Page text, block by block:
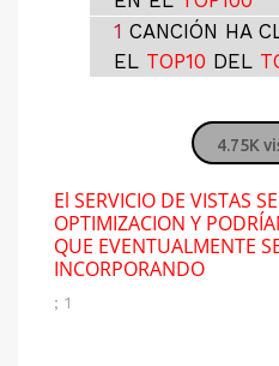
1 CANCIÓN HA
EL TOP10 DEL
4.75K
El SERVICIO DE VISTAS
OPTIMIZACION Y
QUE EVENTUALMENTE
INCORPORANDO
; 1